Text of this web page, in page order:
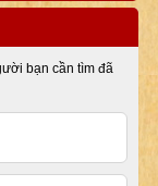
bạn cần tìm đã